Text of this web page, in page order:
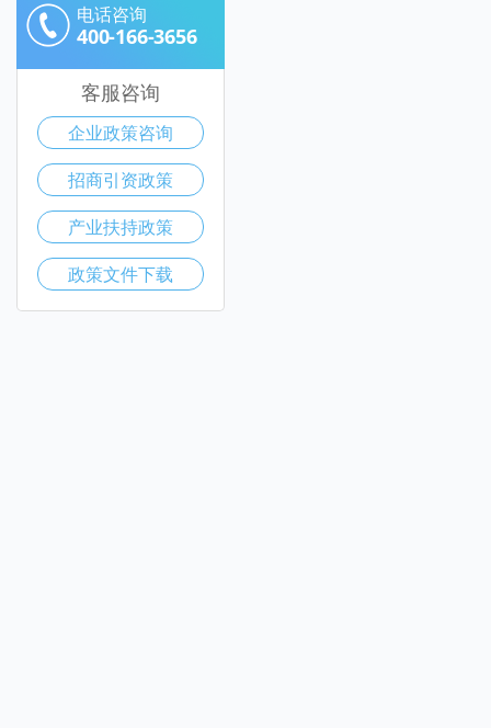
电话咨询
400-166-3656
客服咨询
企业政策咨询
招商引资政策
产业扶持政策
政策文件下载